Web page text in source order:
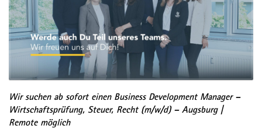
Wir suchen ab sofort einen Business Development Manager –
Wirtschaftsprüfung, Steuer, Recht (m/w/d) – Augsburg |
Remote möglich